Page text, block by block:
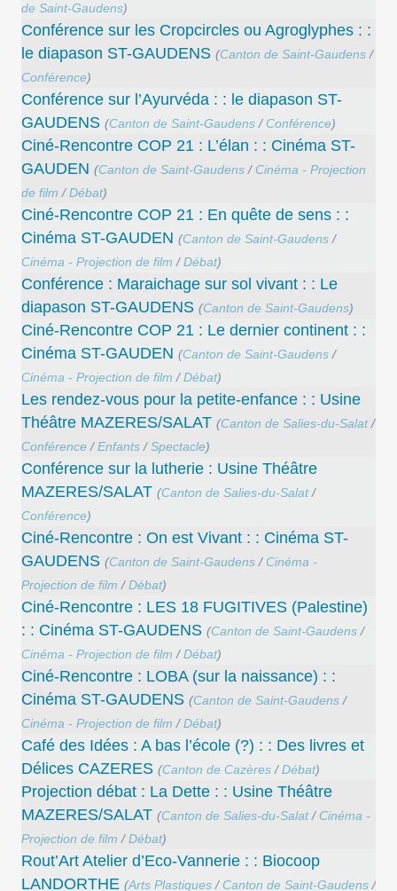
de Saint-Gaudens)
Conférence sur les Cropcircles ou Agroglyphes : :
le diapason ST-GAUDENS (Canton de Saint-Gaudens/
Conférence)
Conférence sur l’Ayurvéda : : le diapason ST-
GAUDENS (Canton de Saint-Gaudens/ Conférence)
Ciné-Rencontre COP 21 : L’élan : : Cinéma ST-
GAUDEN (Canton de Saint-Gaudens/ Cinéma - Projection
de film /Débat)
Ciné-Rencontre COP 21 : En quête de sens : :
Cinéma ST-GAUDEN (Canton de Saint-Gaudens/
Cinéma - Projection de film /Débat)
Conférence : Maraichage sur sol vivant : : Le
diapason ST-GAUDENS (Canton de Saint-Gaudens)
Ciné-Rencontre COP 21 : Le dernier continent : :
Cinéma ST-GAUDEN (Canton de Saint-Gaudens/
Cinéma - Projection de film /Débat)
Les rendez-vous pour la petite-enfance : : Usine
Théâtre MAZERES/SALAT (Canton de Salies-du-Salat/
Conférence/Enfants/Spectacle)
Conférence sur la lutherie : Usine Théâtre
MAZERES/SALAT (Canton de Salies-du-Salat/
Conférence)
Ciné-Rencontre : On est Vivant : : Cinéma ST-
GAUDENS (Canton de Saint-Gaudens/ Cinéma -
Projection de film /Débat)
Ciné-Rencontre : LES 18 FUGITIVES (Palestine)
: : Cinéma ST-GAUDENS (Canton de Saint-Gaudens/
Cinéma - Projection de film /Débat)
Ciné-Rencontre : LOBA (sur la naissance) : :
Cinéma ST-GAUDENS (Canton de Saint-Gaudens/
Cinéma - Projection de film /Débat)
Café des Idées : A bas l’école (?) : : Des livres et
Délices CAZERES (Canton de Cazères/Débat)
Projection débat : La Dette : : Usine Théâtre
MAZERES/SALAT (Canton de Salies-du-Salat/ Cinéma -
Projection de film /Débat)
Rout’Art Atelier d’Eco-Vannerie : : Biocoop
LANDORTHE (Arts Plastiques/ Canton de Saint-Gaudens/